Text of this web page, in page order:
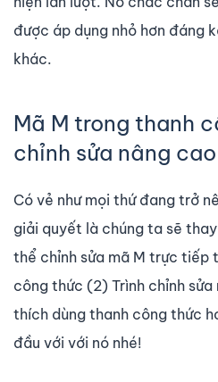
được áp dụng nhỏ hơn đáng
khác.
Mã M trong thanh
chỉnh sửa nâng cao
Có vẻ như mọi thứ đang trở
giải quyết là chúng ta sẽ
thể chỉnh sửa mã M trực tiếp
công thức (2) Trình chỉnh sửa
thích dùng thanh công thức
đầu với với nó nhé!